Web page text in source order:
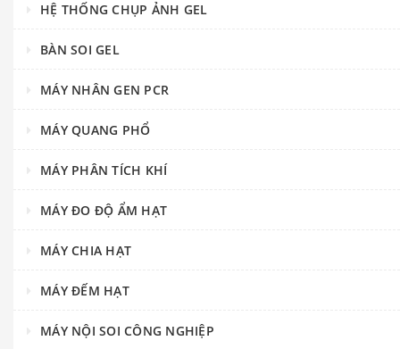
HỆ THỐNG CHỤP ẢNH GEL
BÀN SOI GEL
MÁY NHÂN GEN PCR
MÁY QUANG PHỔ
MÁY PHÂN TÍCH KHÍ
MÁY ĐO ĐỘ ẨM HẠT
MÁY CHIA HẠT
MÁY ĐẾM HẠT
MÁY NỘI SOI CÔNG NGHIỆP